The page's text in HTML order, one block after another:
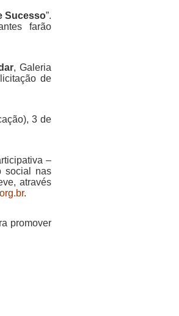
Sucesso”.
farão
, Galeria
de
3 de
–
social nas
através
.
promover